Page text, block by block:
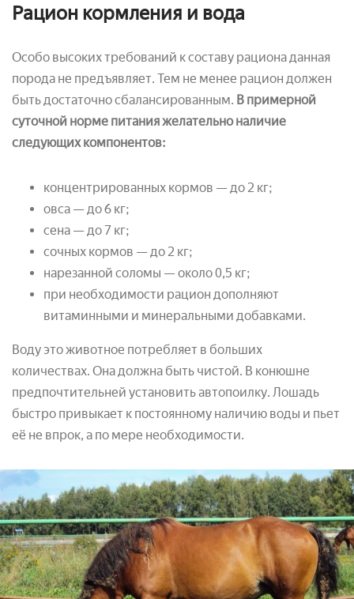
Рацион кормления и вода
Особо высоких требований к составу рациона данная
порода не предъявляет. Тем не менее рацион должен
быть достаточно сбалансированным. В примерной
суточной норме питания желательно наличие
следующих компонентов:
концентрированных кормов — до 2 кг;
овса — до 6 кг;
сена — до 7 кг;
сочных кормов — до 2 кг;
нарезанной соломы — около 0,5 кг;
при необходимости рацион дополняют
витаминными и минеральными добавками.
Воду это животное потребляет в больших
количествах. Она должна быть чистой. В конюшне
предпочтительней установить автопоилку. Лошадь
быстро привыкает к постоянному наличию воды и пьет
её не впрок, а по мере необходимости.